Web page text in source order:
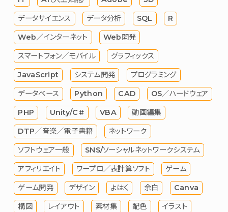
データサイエンス データ分析 SQL R
Web／インターネット Web開発
スマートフォン／モバイル グラフィックス
JavaScript システム開発 プログラミング
データベース Python CAD OS／ハードウェア
PHP Unity/C# VBA 動画編集
DTP／音楽／電子書籍 ネットワーク
ソフトウェア一般 SNS/ソーシャルネットワークシステム
アフィリエイト ワープロ／表計算ソフト ゲーム
ゲーム開発 デザイン よはく 余白 Canva
構図 レイアウト 素材集 配色 イラスト